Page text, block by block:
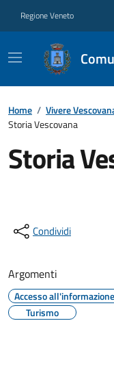
Regione Veneto
Home / Vivere
Storia Vescovana
Storia
Condividi
Argomenti
Accesso all'informazione
Turismo